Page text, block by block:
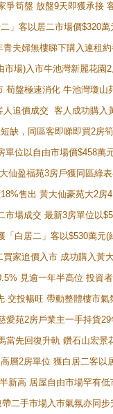
筍盤 放盤9天即獲承接
」客以居二市場價$320萬
夫婦無樓睇下購入連租
市場)入市牛池灣新麗花園
荀盤極速消化 牛池灣瓊
追價成交 客人成功購入
缺，同區客即睇即買2房
單位以自由市場價$458萬
仙盈福苑3房戶獲同區綠
售出 黃大仙豪苑大2房
市場成交 最新3房單位以
「白居二」客以$530萬元(
家追價入市 成功購入黃
見逾一年半高位 投資
交投暢旺 帶動整體樓市
愛苑2房戶業主一手持貨
當先回復升軌 鑽石山宏景
層2房單位 獲白居二客以
新高 居屋自由市場罕有
二手市場入市氣氛亦同